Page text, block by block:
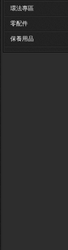
環法專區
零配件
保養用品